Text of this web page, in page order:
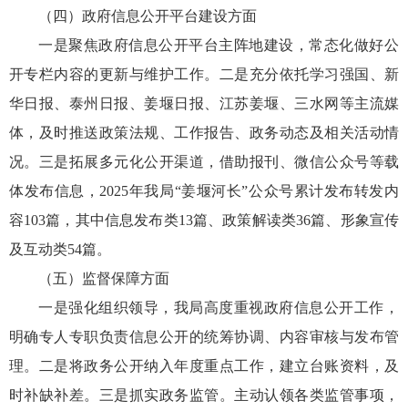
（四）政府信息公开平台建设方面
一是聚焦政府信息公开平台主阵地建设，常态化做好公
开专栏内容的更新与维护工作。二是充分依托学习强国、新
华日报、泰州日报、姜堰日报、江苏姜堰、三水网等主流媒
体，及时推送政策法规、工作报告、政务动态及相关活动情
况。三是拓展多元化公开渠道，借助报刊、微信公众号等载
体发布信息，2025年我局“姜堰河长”公众号累计发布转发内
容103篇，其中信息发布类13篇、政策解读类36篇、形象宣传
及互动类54篇。
（五）监督保障方面
一是强化组织领导，我局高度重视政府信息公开工作，
明确专人专职负责信息公开的统筹协调、内容审核与发布管
理。二是将政务公开纳入年度重点工作，建立台账资料，及
时补缺补差。三是抓实政务监管。主动认领各类监管事项，